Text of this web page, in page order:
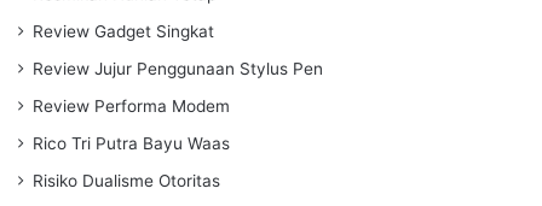
Review Gadget Singkat
Review Jujur Penggunaan Stylus Pen
Review Performa Modem
Rico Tri Putra Bayu Waas
Risiko Dualisme Otoritas